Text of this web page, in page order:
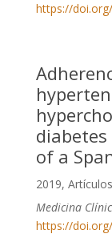
https://
of a
2019, Artículos
Medicina
https://